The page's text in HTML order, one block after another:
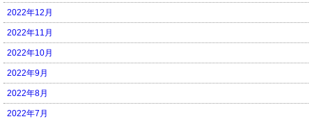
2022年12月
2022年11月
2022年10月
2022年9月
2022年8月
2022年7月